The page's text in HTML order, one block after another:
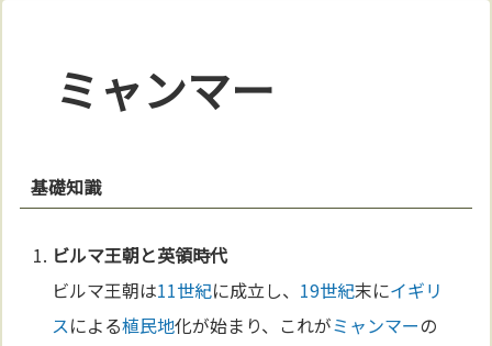
ミャンマー
基礎知識
ビルマ王朝と英領時代
ビルマ王朝は11世紀に成立し、 19世紀末にイギリ
スによる植民地化が始まり、これがミャンマーの